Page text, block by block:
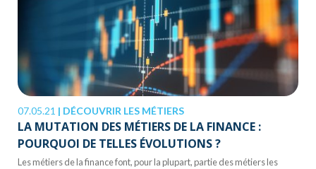
07.05.21 | DÉCOUVRIR LES MÉTIERS
LA MUTATION DES MÉTIERS DE LA FINANCE :
POURQUOI DE TELLES ÉVOLUTIONS ?
Les métiers de la finance font, pour la plupart, partie des métiers les